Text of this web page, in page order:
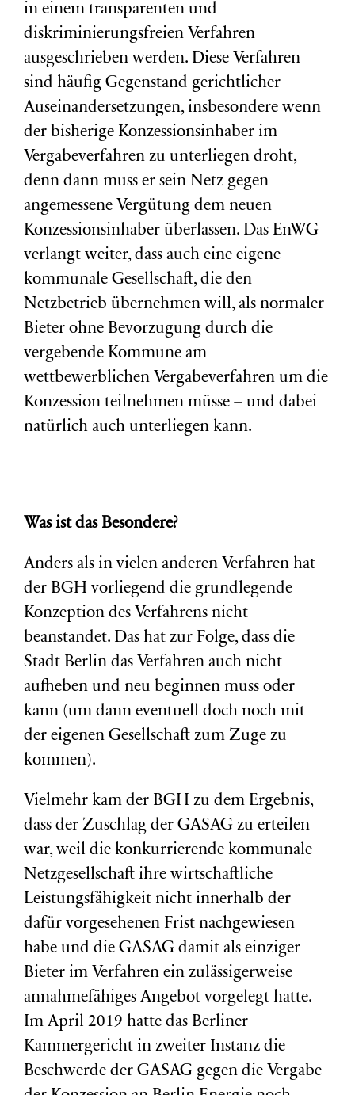
in einem transparenten und
diskriminierungsfreien Verfahren
ausgeschrieben werden. Diese Verfahren
sind häufig Gegenstand gerichtlicher
Auseinandersetzungen, insbesondere wenn
der bisherige Konzessionsinhaber im
Vergabeverfahren zu unterliegen droht,
denn dann muss er sein Netz gegen
angemessene Vergütung dem neuen
Konzessionsinhaber überlassen. Das EnWG
verlangt weiter, dass auch eine eigene
kommunale Gesellschaft, die den
Netzbetrieb übernehmen will, als normaler
Bieter ohne Bevorzugung durch die
vergebende Kommune am
wettbewerblichen Vergabeverfahren um die
Konzession teilnehmen müsse – und dabei
natürlich auch unterliegen kann.
Was ist das Besondere?
Anders als in vielen anderen Verfahren hat
der BGH vorliegend die grundlegende
Konzeption des Verfahrens nicht
beanstandet. Das hat zur Folge, dass die
Stadt Berlin das Verfahren auch nicht
aufheben und neu beginnen muss oder
kann (um dann eventuell doch noch mit
der eigenen Gesellschaft zum Zuge zu
kommen).
Vielmehr kam der BGH zu dem Ergebnis,
dass der Zuschlag der GASAG zu erteilen
war, weil die konkurrierende kommunale
Netzgesellschaft ihre wirtschaftliche
Leistungsfähigkeit nicht innerhalb der
dafür vorgesehenen Frist nachgewiesen
habe und die GASAG damit als einziger
Bieter im Verfahren ein zulässigerweise
annahmefähiges Angebot vorgelegt hatte.
Im April 2019 hatte das Berliner
Kammergericht in zweiter Instanz die
Beschwerde der GASAG gegen die Vergabe